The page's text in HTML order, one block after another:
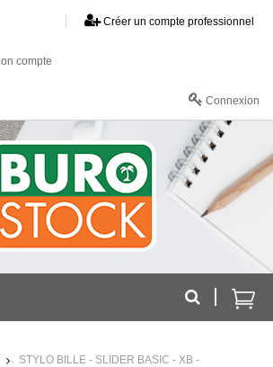
Créer un compte professionnel
compte
Connexion
STYLO BILLE - SLIDER BASIC - XB -